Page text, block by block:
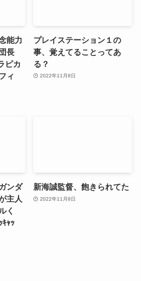
能力
長
ピカ
ィ
プレイステーション１の
事、覚えてることってあ
る？
2022年11月8日
ンダ
主人
く
ｷｬｯ
新海誠監督、飽きられてた
2022年11月8日